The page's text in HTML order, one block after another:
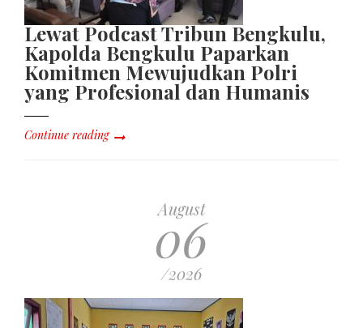
Lewat Podcast Tribun Bengkulu,
Kapolda Bengkulu Paparkan
Komitmen Mewujudkan Polri
yang Profesional dan Humanis
Continue reading
August
06
/2026